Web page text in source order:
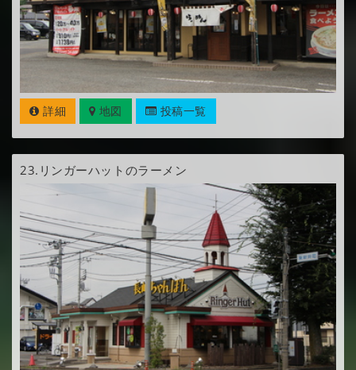
詳細 地図 投稿一覧
23. リンガーハットのラーメン